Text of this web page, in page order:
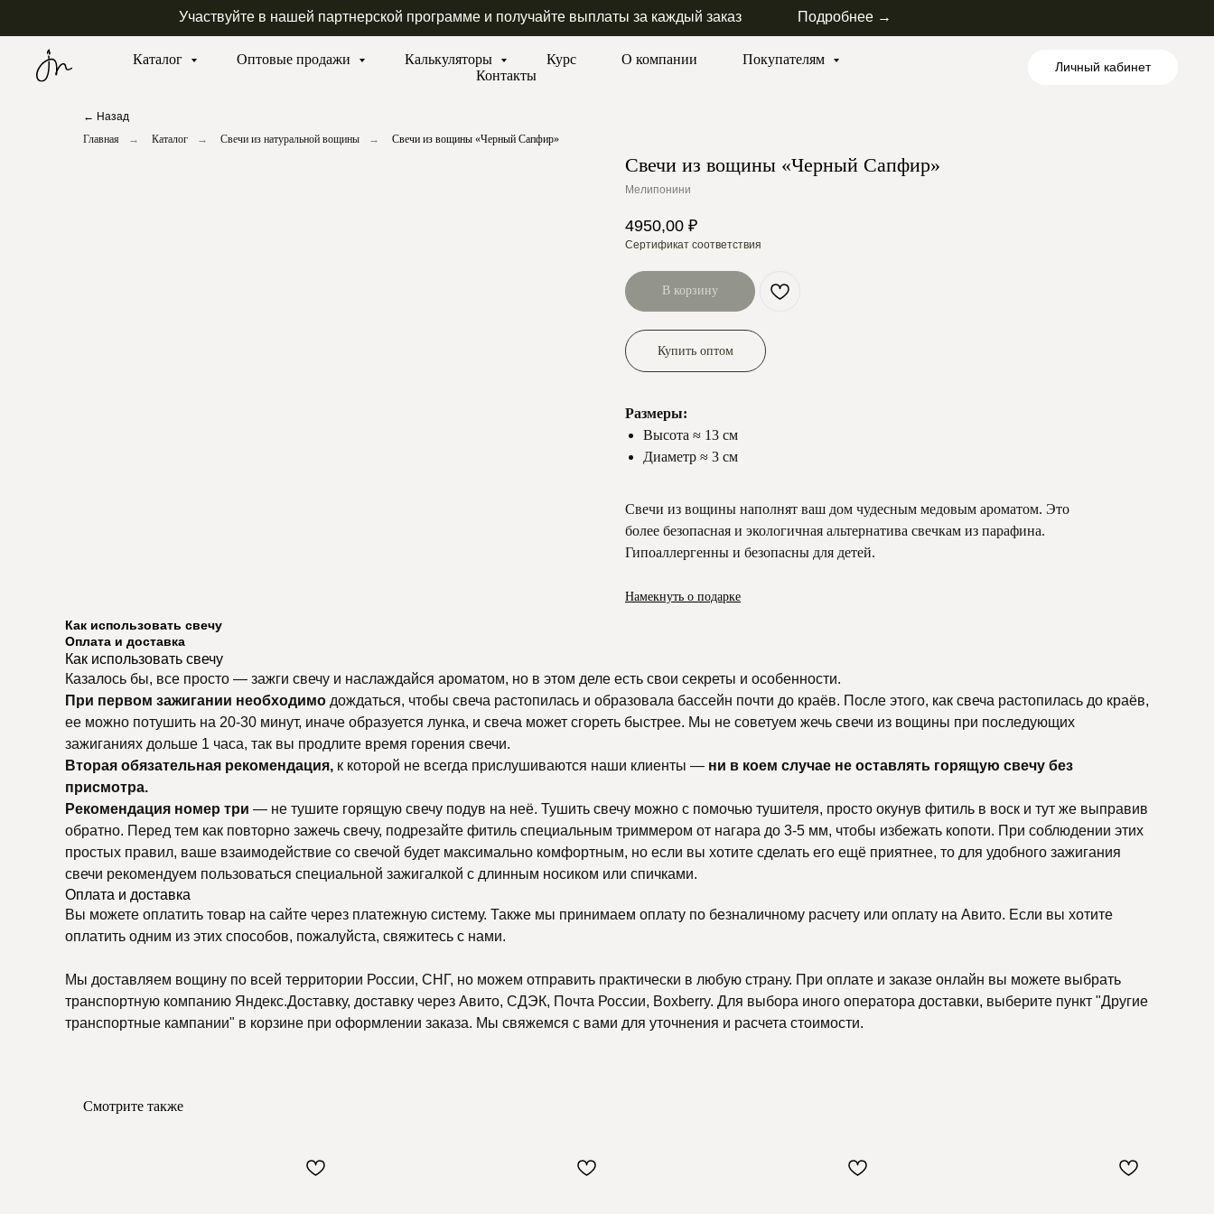
Участвуйте в нашей партнерской программе и получайте выплаты за каждый заказ Подробнее →
Каталог Оптовые продажи Калькуляторы Курс О компании
Покупателям
Контакты
Личный кабинет
← Назад
Главная
→ Каталог → Свечи из натуральной вощины → Свечи из вощины «Черный Сапфир»
Свечи из вощины «Черный Сапфир»
Мелипонини
4950,00 ₽
Сертификат соответствия
В корзину
Купить оптом
Размеры:
Высота ≈ 13 см
Диаметр ≈ 3 см
Свечи из вощины наполнят ваш дом чудесным медовым ароматом. Это
более безопасная и экологичная альтернатива свечкам из парафина.
Гипоаллергенны и безопасны для детей.
Намекнуть о подарке
Как использовать свечу
Оплата и доставка
Как использовать свечу
Казалось бы, все просто — зажги свечу и наслаждайся ароматом, но в этом деле есть свои секреты и особенности.
При первом зажигании необходимо дождаться, чтобы свеча растопилась и образовала бассейн почти до краёв. После этого, как свеча растопилась до краёв,
ее можно потушить на 20-30 минут, иначе образуется лунка, и свеча может сгореть быстрее. Мы не советуем жечь свечи из вощины при последующих
зажиганиях дольше 1 часа, так вы продлите время горения свечи.
Вторая обязательная рекомендация, к которой не всегда прислушиваются наши клиенты — ни в коем случае не оставлять горящую свечу без
присмотра.
Рекомендация номер три — не тушите горящую свечу подув на неё. Тушить свечу можно с помочью тушителя, просто окунув фитиль в воск и тут же выправив
обратно. Перед тем как повторно зажечь свечу, подрезайте фитиль специальным триммером от нагара до 3-5 мм, чтобы избежать копоти. При соблюдении этих
простых правил, ваше взаимодействие со свечой будет максимально комфортным, но если вы хотите сделать его ещё приятнее, то для удобного зажигания
свечи рекомендуем пользоваться специальной зажигалкой с длинным носиком или спичками.
Оплата и доставка
Вы можете оплатить товар на сайте через платежную систему. Также мы принимаем оплату по безналичному расчету или оплату на Авито. Если вы хотите
оплатить одним из этих способов, пожалуйста, свяжитесь с нами.
Мы доставляем вощину по всей территории России, СНГ, но можем отправить практически в любую страну. При оплате и заказе онлайн вы можете выбрать
транспортную компанию Яндекс.Доставку, доставку через Авито, СДЭК, Почта России, Boxberry. Для выбора иного оператора доставки, выберите пункт "Другие
транспортные кампании" в корзине при оформлении заказа. Мы свяжемся с вами для уточнения и расчета стоимости.
Смотрите также